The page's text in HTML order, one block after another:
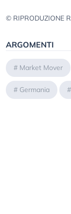
© RIPRODUZIONE
ARGOMENTI
# Market Mover
# Germania #